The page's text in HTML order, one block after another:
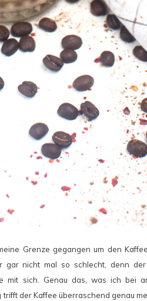
Grenze gegangen um den
gar nicht mal so schlecht, denn
mit sich. Genau das, was ich bei
der Kaffee überraschend genau